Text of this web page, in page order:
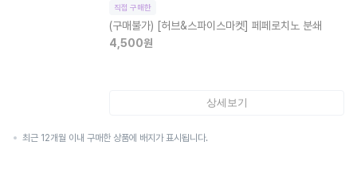
직접 구매한
(구매불가) [허브&스파이스마켓] 페페로치노 분쇄
4,500원
상세보기
최근 12개월 이내 구매한 상품에 배지가 표시됩니다.